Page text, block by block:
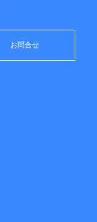
お問合せ